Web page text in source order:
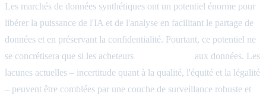
Les marchés de données synthétiques ont un potentiel énorme pour
libérer la puissance de l'IA et de l'analyse en facilitant le partage de
données et en préservant la confidentialité. Pourtant, ce potentiel ne
se concrétisera que si les acheteurs
aux données. Les
lacunes actuelles – incertitude quant à la qualité, l'équité et la légalité
– peuvent être comblées par une couche de surveillance robuste et